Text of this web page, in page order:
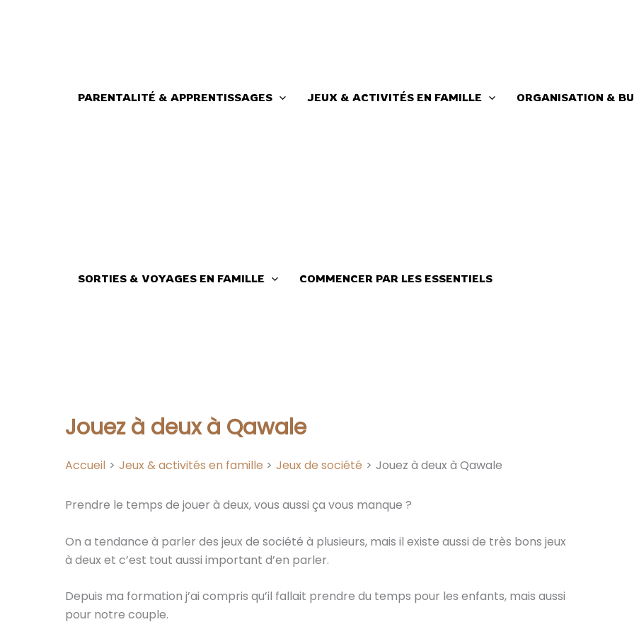
PARENTALITÉ & APPRENTISSAGES JEUX & ACTIVITÉS EN FAMILLE ORGANISATION &
SORTIES & VOYAGES EN FAMILLE COMMENCER PAR LES ESSENTIELS
Jouez à deux à Qawale
Accueil Jeux & activités en famille Jeux de société Jouez à deux à Qawale
Prendre le temps de jouer à deux, vous aussi ça vous manque ?
On a tendance à parler des jeux de société à plusieurs, mais il existe aussi de très bons jeux
à deux et c’est tout aussi important d’en parler.
Depuis ma formation j’ai compris qu’il fallait prendre du temps pour les enfants, mais aussi
pour notre couple.